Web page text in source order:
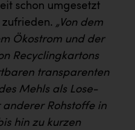
schon umgesetzt
zufrieden. „Von dem
Ökostrom und der
Recyclingkartons
transparenten
Mehls als Lose-
anderer Rohstoffe in
hin zu kurzen